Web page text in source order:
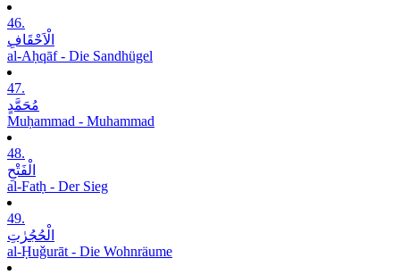
46.
الْاَحْقَافِ
al-Aḥqāf - Die Sandhügel
47.
مُحَمَّدٍ
Muḥammad - Muhammad
48.
الْفَتْحِ
al-Fatḥ - Der Sieg
49.
الْحُجُرٰتِ
al-Ḥuǧurāt - Die Wohnräume